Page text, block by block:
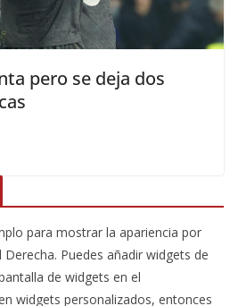
pero se deja dos
para mostrar la apariencia por
Puedes añadir widgets de
de widgets en el
widgets personalizados, entonces